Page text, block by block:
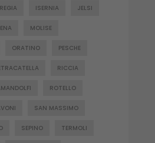
ISERNIA JELSI
MOLISE
ORATINO PESCHE
RICCIA
ROTELLO
SAN MASSIMO
SEPINO TERMOLI